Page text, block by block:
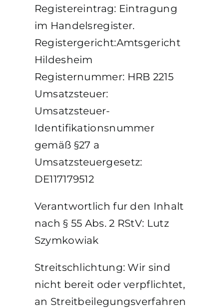
Registereintrag: Eintragung
im Handelsregister.
Registergericht:Amtsgericht
Hildesheim
Registernummer: HRB 2215
Umsatzsteuer:
Umsatzsteuer-
Identifikationsnummer
gemäß §27 a
Umsatzsteuergesetz:
DE117179512
Verantwortlich fur den Inhalt
nach § 55 Abs. 2 RStV: Lutz
Szymkowiak
Streitschlichtung: Wir sind
nicht bereit oder verpflichtet,
an Streitbeilegungsverfahren